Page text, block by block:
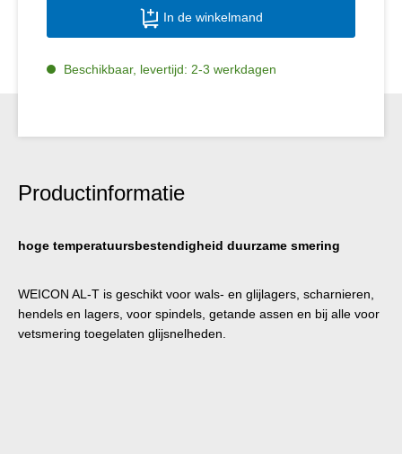
In de winkelmand
Beschikbaar, levertijd: 2-3 werkdagen
Productinformatie
hoge temperatuursbestendigheid duurzame smering
WEICON AL-T is geschikt voor wals- en glijlagers, scharnieren,
hendels en lagers, voor spindels, getande assen en bij alle voor
vetsmering toegelaten glijsnelheden.